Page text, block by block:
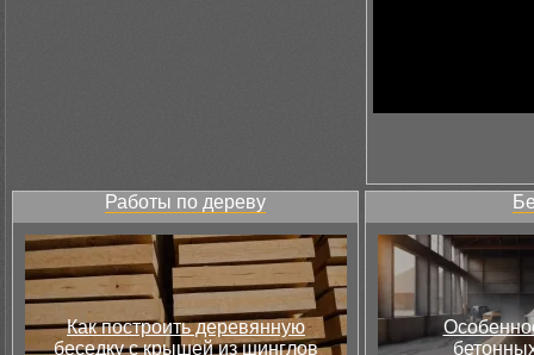
Работы по дереву
Как построить деревянную
беседку с крышей из шинглов